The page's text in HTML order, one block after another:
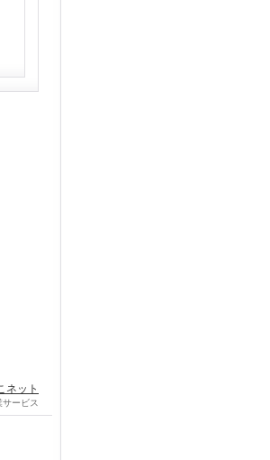
ネット
ービス